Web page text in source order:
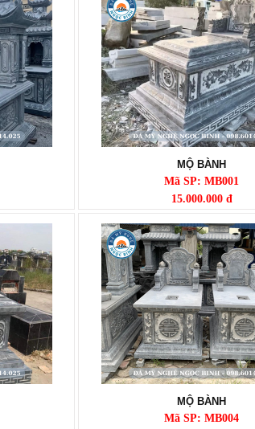
MỘ BÀNH
Mã SP: MB001
15.000.000 đ
MỘ BÀNH
Mã SP: MB004